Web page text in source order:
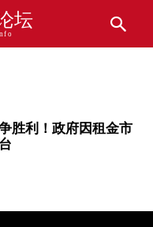
坛
胜利！政府因租金市